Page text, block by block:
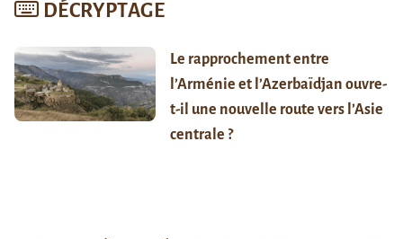
DÉCRYPTAGE
Le rapprochement entre
l’Arménie et l’Azerbaïdjan ouvre-
t-il une nouvelle route vers l’Asie
centrale ?